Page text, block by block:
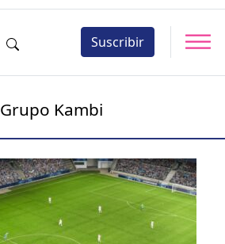
Suscribir
Grupo Kambi